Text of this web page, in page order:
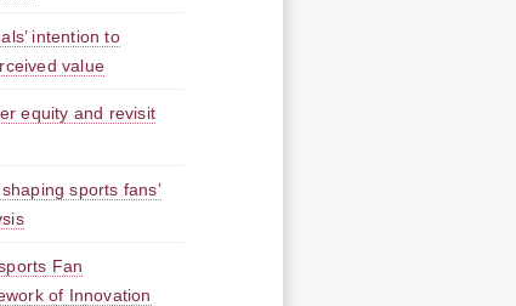
intention to
value
equity and revisit
sports fans’
Fan
of Innovation